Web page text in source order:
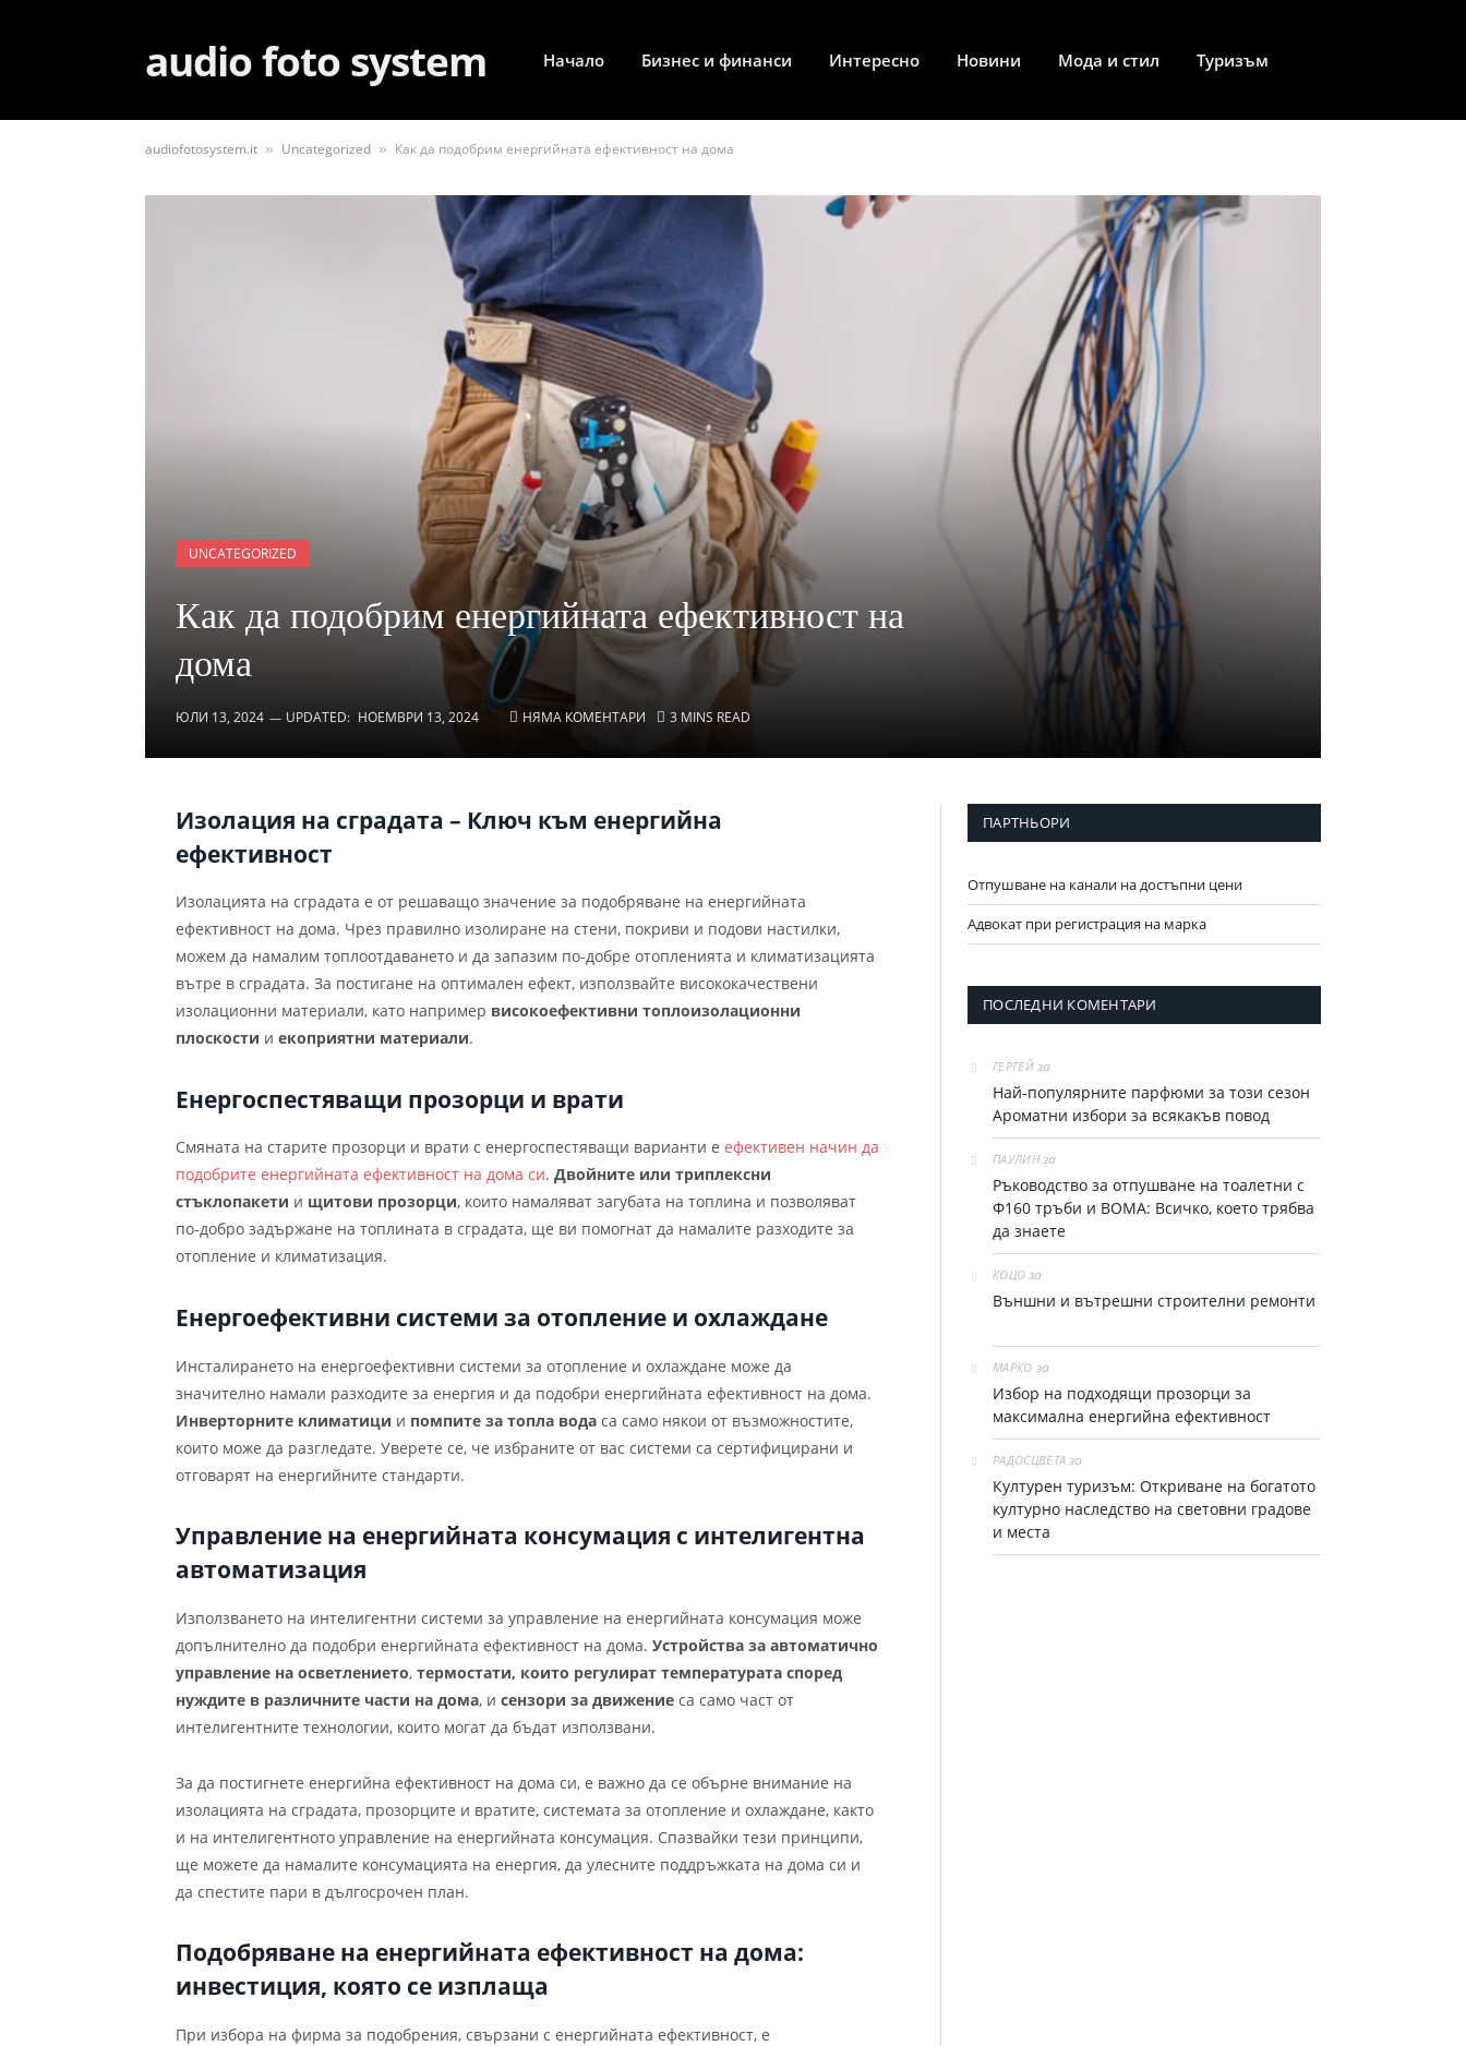
audio foto system Начало Бизнес и финанси Интересно Новини Мода и стил Туризъм
audiofotosystem.it » Uncategorized » Как да подобрим енергийната ефективност на дома
UNCATEGORIZED
Как да подобрим енергийната ефективност на
дома
ЮЛИ 13, 2024 UPDATED: НОЕМВРИ 13, 2024 НЯМА КОМЕНТАРИ 3 MINS READ
Изолация на сградата – Ключ към енергийна
ефективност
Изолацията на сградата е от решаващо значение за подобряване на енергийната
ефективност на дома. Чрез правилно изолиране на стени, покриви и подови настилки,
можем да намалим топлоотдаването и да запазим по-добре отопленията и климатизацията
вътре в сградата. За постигане на оптимален ефект, използвайте висококачествени
изолационни материали, като например високоефективни топлоизолационни
плоскости и екоприятни материали.
Енергоспестяващи прозорци и врати
Смяната на старите прозорци и врати с енергоспестяващи варианти е ефективен начин да
подобрите енергийната ефективност на дома си. Двойните или триплексни
стъклопакети и щитови прозорци, които намаляват загубата на топлина и позволяват
по-добро задържане на топлината в сградата, ще ви помогнат да намалите разходите за
отопление и климатизация.
Енергоефективни системи за отопление и охлаждане
Инсталирането на енергоефективни системи за отопление и охлаждане може да
значително намали разходите за енергия и да подобри енергийната ефективност на дома.
Инверторните климатици и помпите за топла вода са само някои от възможностите,
които може да разгледате. Уверете се, че избраните от вас системи са сертифицирани и
отговарят на енергийните стандарти.
Управление на енергийната консумация с интелигентна
автоматизация
Използването на интелигентни системи за управление на енергийната консумация може
допълнително да подобри енергийната ефективност на дома. Устройства за автоматично
управление на осветлението, термостати, които регулират температурата според
нуждите в различните части на дома, и сензори за движениеса само част от
интелигентните технологии, които могат да бъдат използвани.
За да постигнете енергийна ефективност на дома си, е важно да се обърне внимание на
изолацията на сградата, прозорците и вратите, системата за отопление и охлаждане, както
и на интелигентното управление на енергийната консумация. Спазвайки тези принципи,
ще можете да намалите консумацията на енергия, да улесните поддръжката на дома си и
да спестите пари в дългосрочен план.
Подобряване на енергийната ефективност на дома:
инвестиция, която се изплаща
При избора на фирма за подобрения, свързани с енергийната ефективност, е
ПАРТНЬОРИ
Отпушване на канали на достъпни цени
Адвокат при регистрация на марка
ПОСЛЕДНИ КОМЕНТАРИ
ГЕРГЕЙза
Най-популярните парфюми за тoзи сезон
Ароматни избори за всякакъв повод
ПАУЛИНза
Ръководство за отпушване на тоалетни с
Ф160 тръби и ВОМА: Всичко, което трябва
да знаете
КОЦО за
Външни и вътрешни строителни ремонти
МАРКО за
Избор на подходящи прозорци за
максимална енергийна ефективност
РАДОСЦВЕТА за
Културен туризъм: Откриване на богатото
културно наследство на световни градове
и места